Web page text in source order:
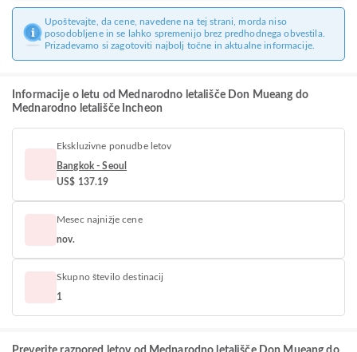
Upoštevajte, da cene, navedene na tej strani, morda niso
posodobljene in se lahko spremenijo brez predhodnega obvestila.
Prizadevamo si zagotoviti najbolj točne in aktualne informacije.
Informacije o letu od Mednarodno letališče Don Mueang do
Mednarodno letališče Incheon
Ekskluzivne ponudbe letov
Bangkok - Seoul
US$ 137.19
Mesec najnižje cene
nov.
Skupno število destinacij
1